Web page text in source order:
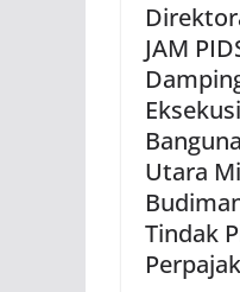
JAM
Utara
Tindak